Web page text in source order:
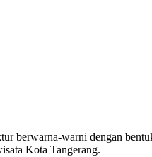
berwarna-warni dengan
Kota Tangerang.